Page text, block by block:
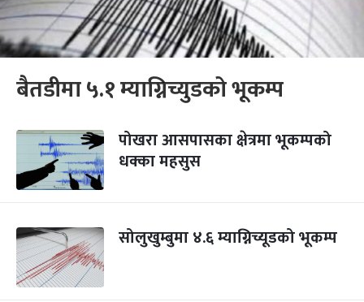
बैतडीमा ५.१ म्याग्निच्युडको भूकम्प
पोखरा आसपासका क्षेत्रमा भूकम्पको
धक्का महसुस
सोलुखुम्बुमा ४.६ म्याग्निच्यूडको भूकम्प